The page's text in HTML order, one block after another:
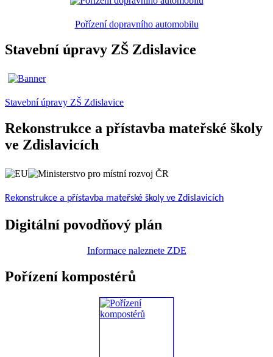
Pořízení dopravního automobilu
Stavební úpravy ZŠ Zdislavice
Stavební úpravy ZŠ Zdislavice
Rekonstrukce a přístavba mateřské školy
ve Zdislavicích
Rekonstrukce a přístavba mateřské školy ve Zdislavicích
Digitální povodňový plán
Informace naleznete ZDE
Pořízení kompostérů